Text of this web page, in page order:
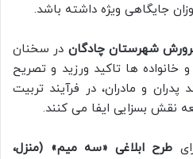
جایگاهی ویژه داشته باشد.
شهرستان چادگان در سخنان
خانواده ها تاکید ورزید و تصریح
پدران و مادران، در فرآیند تربیت
نقش بسزایی ایفا می کنند.
طرح ابلاغی «سه میم» (منزل،